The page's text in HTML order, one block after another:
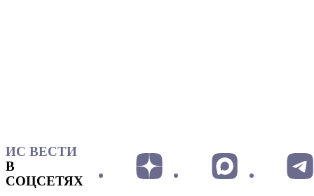
ИС ВЕСТИ
В
СОЦСЕТЯХ